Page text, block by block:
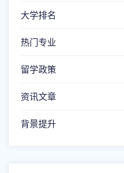
大学排名
热门专业
留学政策
资讯文章
背景提升